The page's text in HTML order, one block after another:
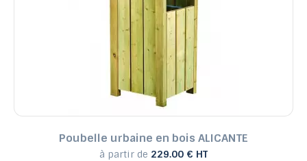
Poubelle urbaine en bois ALICANTE
à partir de 229.00 € HT